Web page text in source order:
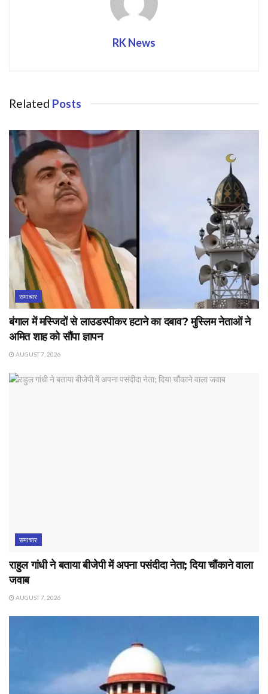
RK News
Related Posts
समाचार
बंगाल में मस्जिदों से लाउडस्पीकर हटाने का दबाव? मुस्लिम नेताओं ने
अमित शाह को सौंपा ज्ञापन
AUGUST 7, 2026
समाचार
राहुल गांधी ने बताया बीजेपी में अपना पसंदीदा नेता; दिया चौंकाने वाला
जवाब
AUGUST 7, 2026